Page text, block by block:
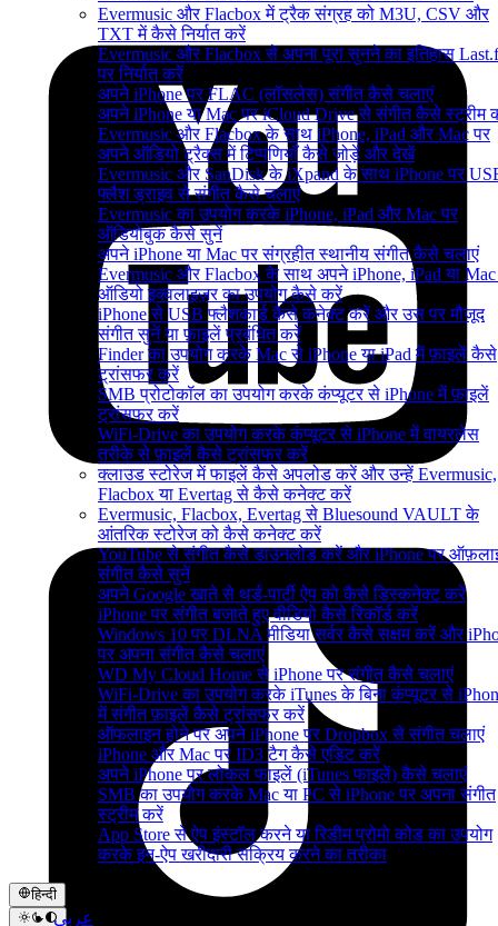
Evermusic और Flacbox में ट्रैक संग्रह को M3U, CSV और
TXT में कैसे निर्यात करें
Evermusic और Flacbox से अपना पूरा सुनने का इतिहास
पर निर्यात करें
अपने iPhone पर FLAC (लॉसलेस) संगीत कैसे चलाएं
अपने iPhone या Mac पर iCloud Drive से संगीत कैसे स्ट्रीम
Evermusic और Flacbox के साथ iPhone, iPad और Mac पर
अपने ऑडियो ट्रैक्स में टिप्पणियाँ कैसे जोड़ें और देखें
Evermusic और SanDisk के iXpand के साथ iPhone पर
फ्लैश ड्राइव से संगीत कैसे चलाएं
Evermusic का उपयोग करके iPhone, iPad और Mac पर
ऑडियोबुक कैसे सुनें
अपने iPhone या Mac पर संग्रहीत स्थानीय संगीत कैसे चलाएं
Evermusic और Flacbox के साथ अपने iPhone, iPad या Mac
ऑडियो इक्वलाइज़र का उपयोग कैसे करें
iPhone से USB फ्लैशकार्ड कैसे कनेक्ट करें और उस पर मौजूद
संगीत सुनें या फ़ाइलें प्रबंधित करें
Finder का उपयोग करके Mac से iPhone या iPad में फ़ाइलें कैसे
ट्रांसफर करें
SMB प्रोटोकॉल का उपयोग करके कंप्यूटर से iPhone में फ़ाइलें
ट्रांसफर करें
WiFi-Drive का उपयोग करके कंप्यूटर से iPhone में वायरलेस
तरीके से फ़ाइलें कैसे ट्रांसफर करें
क्लाउड स्टोरेज में फाइलें कैसे अपलोड करें और उन्हें Evermusic,
Flacbox या Evertag से कैसे कनेक्ट करें
Evermusic, Flacbox, Evertag से Bluesound VAULT के
आंतरिक स्टोरेज को कैसे कनेक्ट करें
YouTube से संगीत कैसे डाउनलोड करें और iPhone पर
संगीत कैसे सुनें
अपने Google खाते से थर्ड-पार्टी ऐप को कैसे डिस्कनेक्ट करें
iPhone पर संगीत बजाते हुए वीडियो कैसे रिकॉर्ड करें
Windows 10 पर DLNA मीडिया सर्वर कैसे सक्षम करें और
पर अपना संगीत कैसे चलाएं
WD My Cloud Home से iPhone पर संगीत कैसे चलाएं
WiFi-Drive का उपयोग करके iTunes के बिना कंप्यूटर से
में संगीत फ़ाइलें कैसे ट्रांसफर करें
ऑफलाइन होने पर अपने iPhone पर Dropbox से संगीत चलाएं
iPhone और Mac पर ID3 टैग कैसे एडिट करें
अपने iPhone पर लोकल फाइलें (iTunes फाइलें) कैसे चलाएं
SMB का उपयोग करके Mac या PC से iPhone पर अपना संगीत
स्ट्रीम करें
App Store से ऐप इंस्टॉल करने या रिडीम प्रोमो कोड का उपयोग
करके इन-ऐप खरीदारी सक्रिय करने का तरीका
हिन्दी
عربي